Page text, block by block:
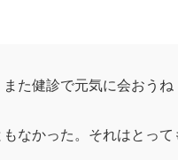
た健診で元気に会おうね
なかった。それはとって